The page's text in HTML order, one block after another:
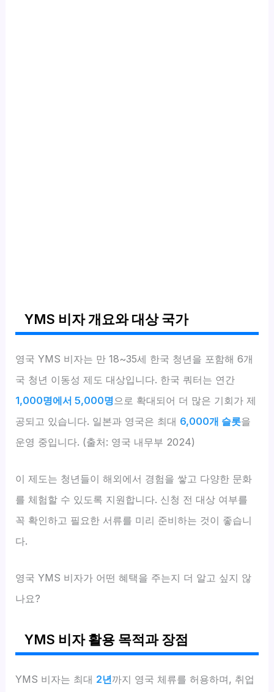
YMS 비자 개요와 대상 국가
영국 YMS 비자는 만 18~35세 한국 청년을 포함해 6개
국 청년 이동성 제도 대상입니다. 한국 쿼터는 연간
1,000명에서 5,000명으로 확대되어 더 많은 기회가 제
공되고 있습니다. 일본과 영국은 최대 6,000개 슬롯을
운영 중입니다. (출처: 영국 내무부 2024)
이 제도는 청년들이 해외에서 경험을 쌓고 다양한 문화
를 체험할 수 있도록 지원합니다. 신청 전 대상 여부를
꼭 확인하고 필요한 서류를 미리 준비하는 것이 좋습니
다.
영국 YMS 비자가 어떤 혜택을 주는지 더 알고 싶지 않
나요?
YMS 비자 활용 목적과 장점
YMS 비자는 최대 2년까지 영국 체류를 허용하며, 취업